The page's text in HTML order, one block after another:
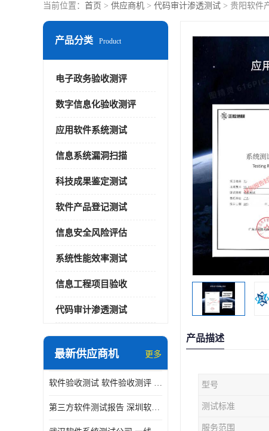
当前位置： 首页 > 供应商机 > 代码审计渗透测试 > 贵阳软件
产品分类 Product
电子政务验收测评
数字信息化验收测评
应用软件系统测试
信息系统漏洞扫描
科技成果鉴定测试
软件产品登记测试
信息安全风险评估
系统性能效率测试
信息工程项目验收
代码审计渗透测试
最新供应商机 更多
软件验收测试 软件验收测评 软件确认测试标准及测试方法
第三方软件测试报告 深圳软件测评报告 安全验收测试报告
产品描述
型号
测试标准
服务范围